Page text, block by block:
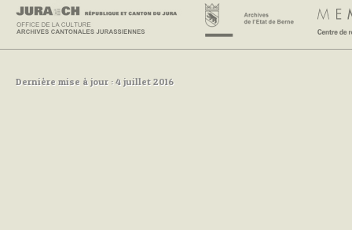
Dernière mise à jour : 4 juillet 2016